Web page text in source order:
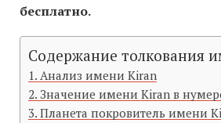
бесплатно.
Содержание толкования
Анализ имени Kiran
Значение имени Kiran в
Планета покровитель имени